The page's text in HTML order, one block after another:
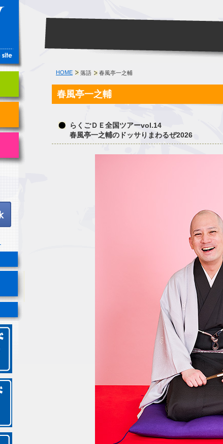
HOME 落語 春風亭一之輔
春風亭一之輔
らくごＤＥ全国ツアーvol.14
春風亭一之輔のドッサりまわるぜ2026